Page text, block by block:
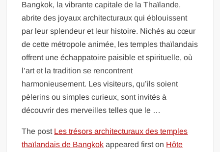
Bangkok, la vibrante capitale de la Thaïlande,
abrite des joyaux architecturaux qui éblouissent
par leur splendeur et leur histoire. Nichés au cœur
de cette métropole animée, les temples thaïlandais
offrent une échappatoire paisible et spirituelle, où
l’art et la tradition se rencontrent
harmonieusement. Les visiteurs, qu’ils soient
pèlerins ou simples curieux, sont invités à
découvrir des merveilles telles que le …
The post Les trésors architecturaux des temples
thaïlandais de Bangkok appeared first on Hôte